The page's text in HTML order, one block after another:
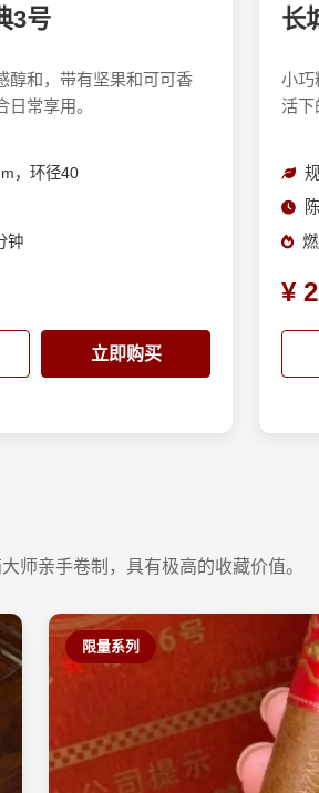
3号
醇和，带有坚果和可可香
常享用。
，环径40
钟
立即购买
长
小巧
活下
¥
师亲手卷制，具有极高的收藏价值。
限量系列